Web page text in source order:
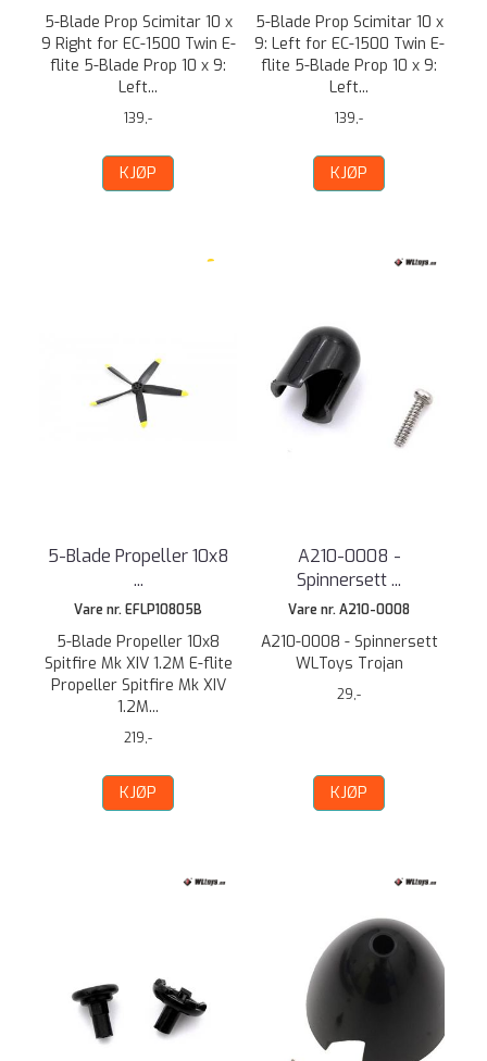
5-Blade Prop Scimitar 10 x
9 Right for EC-1500 Twin E-
flite 5-Blade Prop 10 x 9:
Left...
139,-
KJØP
5-Blade Prop Scimitar 10 x
9: Left for EC-1500 Twin E-
flite 5-Blade Prop 10 x 9:
Left...
139,-
KJØP
5-Blade Propeller 10x8
...
Vare nr. EFLP10805B
5-Blade Propeller 10x8
Spitfire Mk XIV 1.2M E-flite
Propeller Spitfire Mk XIV
1.2M...
219,-
KJØP
A210-0008 -
Spinnersett ...
Vare nr. A210-0008
A210-0008 - Spinnersett
WLToys Trojan
29,-
KJØP